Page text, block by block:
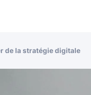
de la stratégie digitale